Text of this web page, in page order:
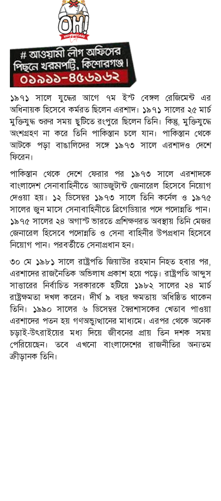
১৯৭১ সালে যুদ্ধের আগে ৭ম ইস্ট বেঙ্গল রেজিমেন্ট এর
অধিনায়ক হিসেবে কর্মরত ছিলেন এরশাদ। ১৯৭১ সালের ২৫ মার্চ
মুক্তিযুদ্ধ শুরুর সময় ছুটিতে রংপুরে ছিলেন তিনি। কিন্তু, মুক্তিযুদ্ধে
অংশগ্রহণ না করে তিনি পাকিস্তান চলে যান। পাকিস্তান থেকে
আটকে পড়া বাঙালিদের সঙ্গে ১৯৭৩ সালে এরশাদও দেশে
ফিরেন।
পাকিস্তান থেকে দেশে ফেরার পর ১৯৭৩ সালে এরশাদকে
বাংলাদেশ সেনাবাহিনীতে অ্যাডজুটান্ট জেনারেল হিসেবে নিয়োগ
দেওয়া হয়। ১২ ডিসেম্বর ১৯৭৩ সালে তিনি কর্নেল ও ১৯৭৫
সালের জুন মাসে সেনাবাহিনীতে ব্রিগেডিয়ার পদে পদোন্নতি পান।
১৯৭৫ সালের ২৪ অগাস্ট ভারতে প্রশিক্ষণরত অবস্থায় তিনি মেজর
জেনারেল হিসেবে পদোন্নতি ও সেনা বাহিনীর উপপ্রধান হিসেবে
নিয়োগ পান। পরবর্তীতে সেনাপ্রধান হন।
৩০ মে ১৯৮১ সালে রাষ্ট্রপতি জিয়াউর রহমান নিহত হবার পর,
এরশাদের রাজনৈতিক অভিলাষ প্রকাশ হয়ে পড়ে। রাষ্ট্রপতি আব্দুস
সাত্তারের নির্বাচিত সরকারকে হটিয়ে ১৯৮২ সালের ২৪ মার্চ
রাষ্ট্রক্ষমতা দখল করেন। দীর্ঘ ৯ বছর ক্ষমতায় অধিষ্ঠিত থাকেন
তিনি। ১৯৯০ সালের ৬ ডিসেম্বর স্বৈরশাসকের খেতাব পাওয়া
এরশাদের পতন হয় গণঅভ্যুত্থানের মাধ্যমে। এরপর থেকে অনেক
চড়াই-উৎরাইয়ের মধ্য দিয়ে জীবনের প্রায় তিন দশক সময়
পেরিয়েছেন। তবে এখনো বাংলাদেশের রাজনীতির অন্যতম
ক্রীড়ানক তিনি।